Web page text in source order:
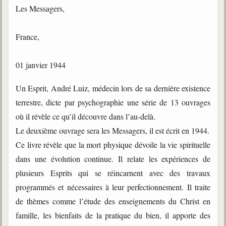
Gabriel Delanne
Chico Xavier
Divaldo Franco
Bibliothèque
Ouvrages
Bibliothèque spirite
Documents
Bulletins "Le Spiritisme"
Journal trimestriel
Newsletters
Les Messagers,
France,
01 janvier 1944
Un Esprit, André Luiz, médecin lors de sa dernière existence
terrestre, dicte par psychographie une série de 13 ouvrages
où il révèle ce qu’il découvre dans l’au-delà.
Le deuxième ouvrage sera les Messagers, il est écrit en 1944.
Ce livre révèle que la mort physique dévoile la vie spirituelle
dans une évolution continue. Il relate les expériences de
plusieurs Esprits qui se réincarnent avec des travaux
programmés et nécessaires à leur perfectionnement. Il traite
de thèmes comme l’étude des enseignements du Christ en
famille, les bienfaits de la pratique du bien, il apporte des